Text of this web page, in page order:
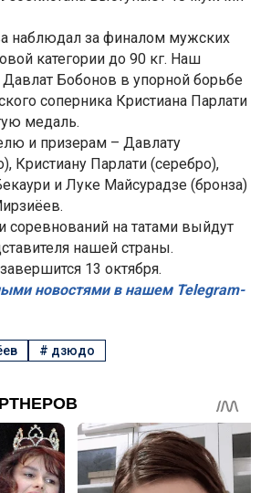
наблюдал за финалом мужских
категории до 90 кг. Наш
Давлат Бобонов в упорной борьбе
соперника Кристиана Парлати
медаль.
и призерам – Давлату
Кристиану Парлати (серебро),
и Луке Майсурадзе (бронза)
соревнований на татами выйдут
нашей страны.
13 октября.
новостями в нашем Telegram-
# дзюдо